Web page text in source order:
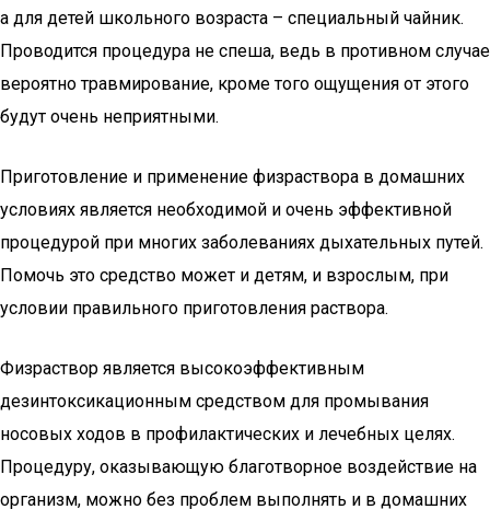
а для детей школьного возраста – специальный чайник.
Проводится процедура не спеша, ведь в противном случае
вероятно травмирование, кроме того ощущения от этого
будут очень неприятными.
Приготовление и применение физраствора в домашних
условиях является необходимой и очень эффективной
процедурой при многих заболеваниях дыхательных путей.
Помочь это средство может и детям, и взрослым, при
условии правильного приготовления раствора.
Физраствор является высокоэффективным
дезинтоксикационным средством для промывания
носовых ходов в профилактических и лечебных целях.
Процедуру, оказывающую благотворное воздействие на
организм, можно без проблем выполнять и в домашних